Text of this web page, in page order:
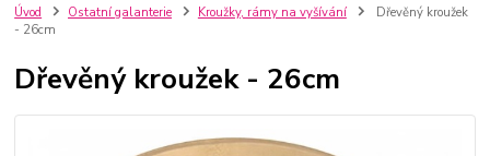
Úvod Ostatní galanterie Kroužky, rámy na vyšívání
Dřevěný kroužek
- 26cm
Dřevěný kroužek - 26cm